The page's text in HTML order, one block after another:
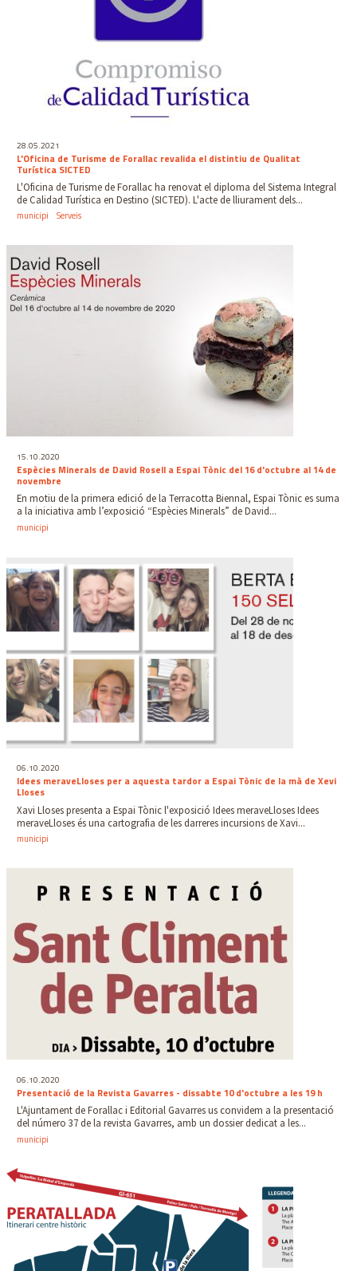
28.05.2021
L'Oficina de Turisme de Forallac revalida el distintiu de Qualitat
Turística SICTED
L'Oficina de Turisme de Forallac ha renovat el diploma del Sistema Integral
de Calidad Turística en Destino (SICTED). L'acte de lliurament dels...
municipi
Serveis
15.10.2020
Espècies Minerals de David Rosell a Espai Tònic del 16 d'octubre al 14 de
novembre
En motiu de la primera edició de la Terracotta Biennal, Espai Tònic es suma
a la iniciativa amb l’exposició “Espècies Minerals” de David...
municipi
06.10.2020
Idees meraveLloses per a aquesta tardor a Espai Tònic de la mà de Xevi
Lloses
Xavi Lloses presenta a Espai Tònic l'exposició Idees meraveLloses Idees
meraveLloses és una cartografia de les darreres incursions de Xavi...
municipi
06.10.2020
Presentació de la Revista Gavarres - dissabte 10 d'octubre a les 19 h
L'Ajuntament de Forallac i Editorial Gavarres us convidem a la presentació
del número 37 de la revista Gavarres, amb un dossier dedicat a les...
municipi